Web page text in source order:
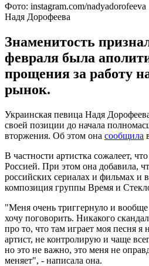
Фото: instagram.com/nadyadorofeeva
Надя Дорофеева
Знаменитость
февраля была
прощения за работу
рынок.
Украинская певица Надя
своей позиции до начала
вторжения. Об этом она сообщила
В частности артистка сожалеет,
Россией. При этом она добавила,
российских сериалах и фильмах и
композиция группы Время и
"Меня очень триггернуло и вообще
хочу поговорить. Никакого
про то, что там играет моя песня я
артист, не контролирую и чаще
но это не важно, это меня не
меняет", - написала она.